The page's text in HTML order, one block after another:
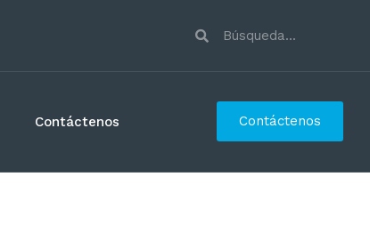
Contáctenos Contáctenos